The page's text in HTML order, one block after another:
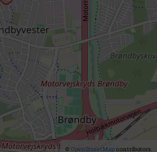
© OpenStreetMapcontributors.